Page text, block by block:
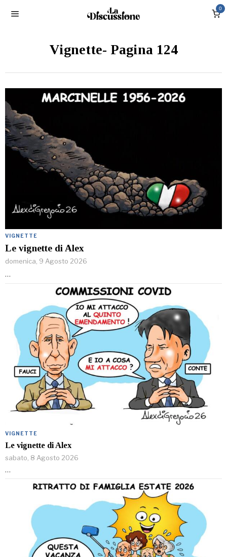
0
Vignette- Pagina 124
VIGNETTE
Le vignette di Alex
domenica, 9 Agosto 2026
…
VIGNETTE
Le vignette di Alex
sabato, 8 Agosto 2026
…